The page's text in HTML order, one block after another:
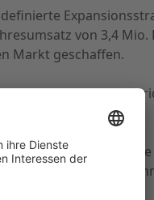
von 3,4 Mio.
Markt geschaffen.
und
ausgezeichnet.
sukzessive
GmbH
erweitert.